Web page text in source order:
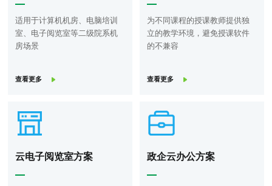
适用于计算机机房、电脑培训
室、电子阅览室等二级院系机
房场景
查看更多
为不同课程的授课教师提供独
立的教学环境，避免授课软件
的不兼容
查看更多
云电子阅览室方案 政企云办公方案